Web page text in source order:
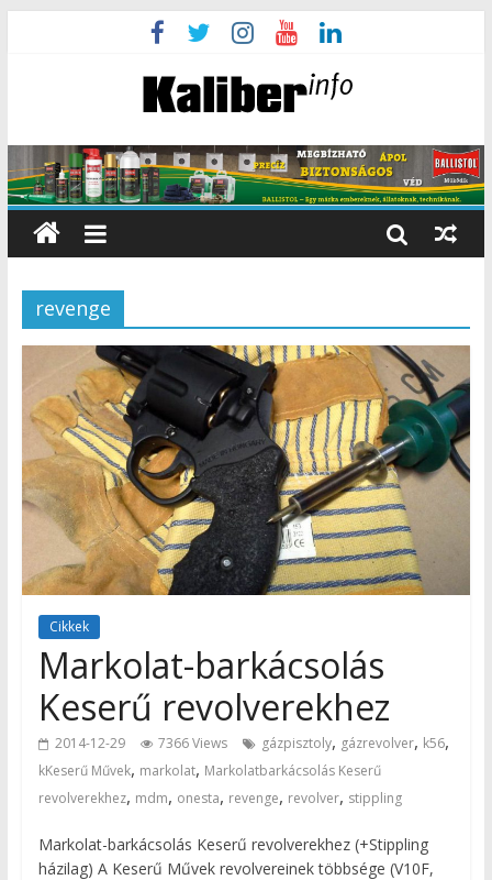
revenge
Cikkek
Markolat-barkácsolás
Keserű revolverekhez
2014-12-29 7366 Views gázpisztoly, gázrevolver, k56,
kKeserű Művek, markolat, Markolatbarkácsolás Keserű
revolverekhez, mdm, onesta, revenge, revolver, stippling
Markolat-barkácsolás Keserű revolverekhez (+Stippling
házilag) A Keserű Művek revolvereinek többsége (V10F,